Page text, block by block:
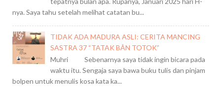
nya. Saya tahu setelah melihat catatan bu...
TIDAK ADA MADURA ASLI: CERITA MANCING
SASTRA 37 “TATAK BÂN TOTOK”
Muhri Sebenarnya saya tidak ingin bicara pada
waktu itu. Sengaja saya bawa buku tulis dan pinjam
bolpen untuk menulis kosa kata ka...